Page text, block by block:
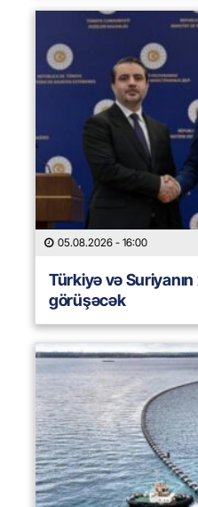
05.08.2026 - 16:00
Türkiyə və
görüşəcək